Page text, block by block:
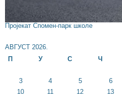
Пројекат Спомен-парк школе
АВГУСТ 2026.
П
У С Ч
3
4 5 6
10
11 12 13